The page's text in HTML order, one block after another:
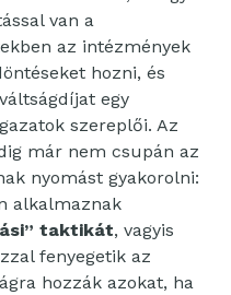
van a
az intézmények
hozni, és
egy
szereplői. Az
már nem csupán az
nyomást gyakorolni:
alkalmaznak
taktikát, vagyis
fenyegetik az
hozzák azokat, ha